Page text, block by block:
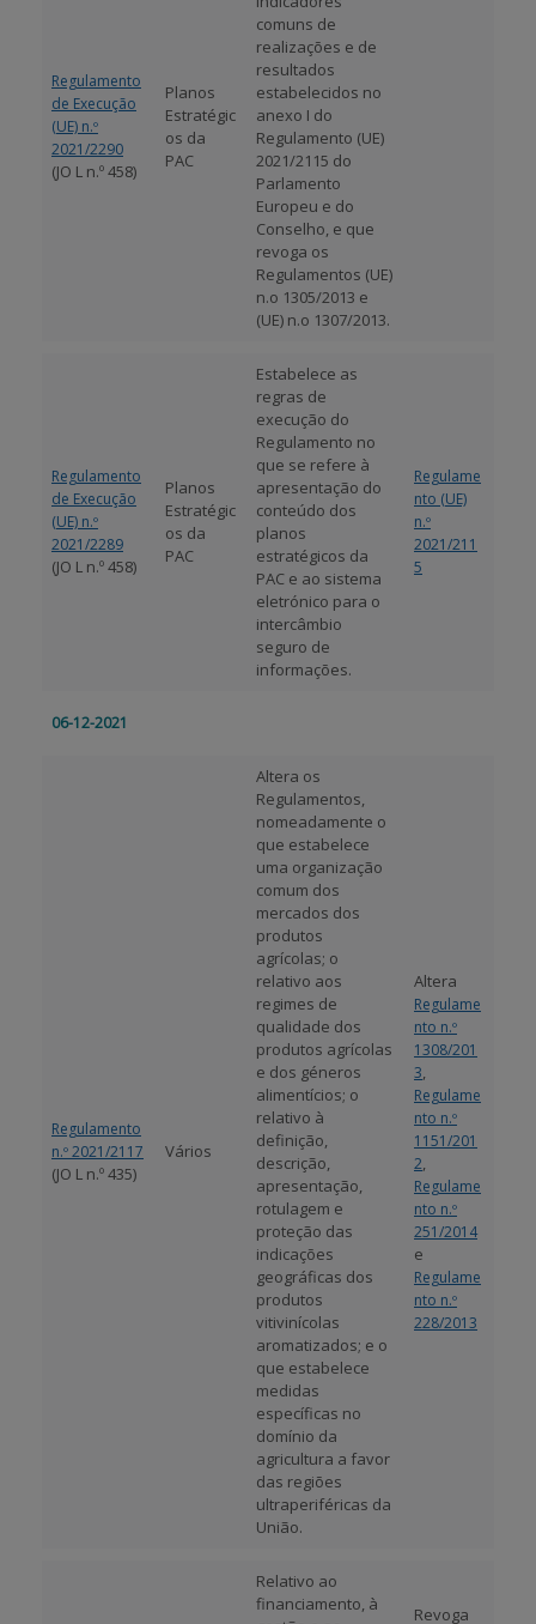
Regulamento
de Execução
(UE) n.º
2021/2290
(JO L n.º 458)
Planos
Estratégic
os da
PAC
comuns de
realizações e de
resultados
estabelecidos no
anexo I do
Regulamento (UE)
2021/2115 do
Parlamento
Europeu e do
Conselho, e que
revoga os
Regulamentos (UE)
n.o 1305/2013 e
(UE) n.o 1307/2013.
Regulamento
de Execução
(UE) n.º
2021/2289
(JO L n.º 458)
Planos
Estratégic
os da
PAC
Estabelece as
regras de
execução do
Regulamento no
que se refere à
apresentação do
conteúdo dos
planos
estratégicos da
PAC e ao sistema
eletrónico para o
intercâmbio
seguro de
informações.
Regulame
nto (UE)
n.º
2021/211
5
06-12-2021
Regulamento
n.º 2021/2117
(JO L n.º 435)
Vários
Altera os
Regulamentos,
nomeadamente o
que estabelece
uma organização
comum dos
mercados dos
produtos
agrícolas; o
relativo aos
regimes de
qualidade dos
produtos agrícolas
e dos géneros
alimentícios; o
relativo à
definição,
descrição,
apresentação,
rotulagem e
proteção das
indicações
geográficas dos
produtos
vitivinícolas
aromatizados; e o
que estabelece
medidas
específicas no
domínio da
agricultura a favor
das regiões
ultraperiféricas da
União.
Altera
Regulame
nto n.º
1308/201
3,
Regulame
nto n.º
1151/201
2,
Regulame
nto n.º
251/2014
e
Regulame
nto n.º
228/2013
Relativo ao
financiamento, à
Revoga